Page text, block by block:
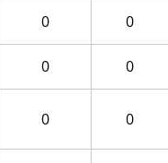
0 0
0 0
0 0